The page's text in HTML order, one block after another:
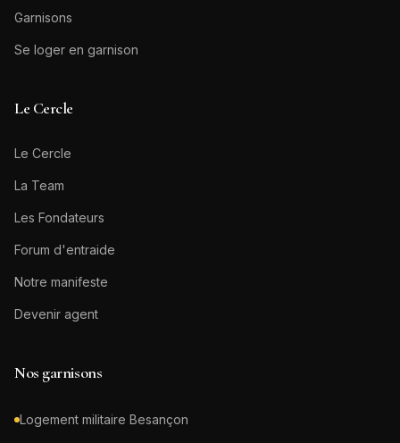
Garnisons
Se loger en garnison
Le Cercle
Le Cercle
La Team
Les Fondateurs
Forum d'entraide
Notre manifeste
Devenir agent
Nos garnisons
Logement militaire Besançon